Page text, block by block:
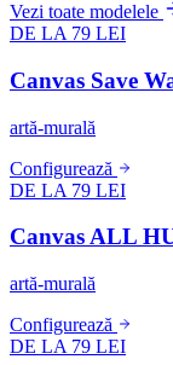
Vezi toate modelele
DE LA 79 LEI
Canvas Save
artă-murală
Configurează
DE LA 79 LEI
Canvas ALL
artă-murală
Configurează
DE LA 79 LEI